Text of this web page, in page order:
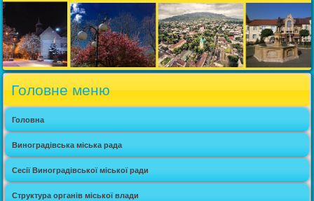
Головне меню
Головна
Виноградівська міська рада
Сесії Виноградівської міської ради
Структура органів міської влади